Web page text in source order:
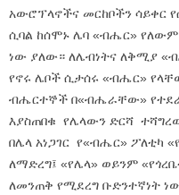
አውሮፕላኖችና መርከቦችን ሳይቀር
ሲባል ከሰሞኑ ሌባ «ብሔር»
ነው ያለው። ለሌብነትና ለቅሚያ
የኖሩ ሌቦች ሲታሰሩ «ብሔር»
ብሔርተኞች በ«ብሔራቸው»
እያስጠበቁ የሌላውን ድርሻ
በሌላ አነጋገር የ«ብሔር» ፖለቲካ
ለማድረግ፤ «የሌላ» ወይንም
ለመንጠቅ የሚደረግ ቡድንተኛነት